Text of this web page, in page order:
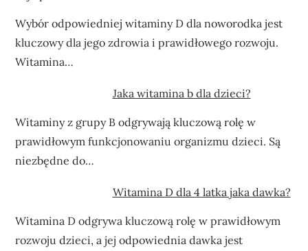
Wybór odpowiedniej witaminy D dla noworodka jest
kluczowy dla jego zdrowia i prawidłowego rozwoju.
Witamina…
Jaka witamina b dla dzieci?
Witaminy z grupy B odgrywają kluczową rolę w
prawidłowym funkcjonowaniu organizmu dzieci. Są
niezbędne do…
Witamina D dla 4 latka jaka dawka?
Witamina D odgrywa kluczową rolę w prawidłowym
rozwoju dzieci, a jej odpowiednia dawka jest